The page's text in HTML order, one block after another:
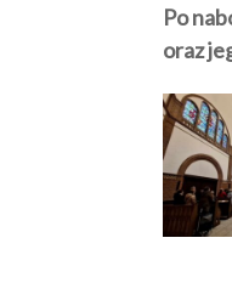
Po
oraz